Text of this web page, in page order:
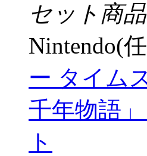
セット商品
Nintendo(
ー タイム
千年物語
ト